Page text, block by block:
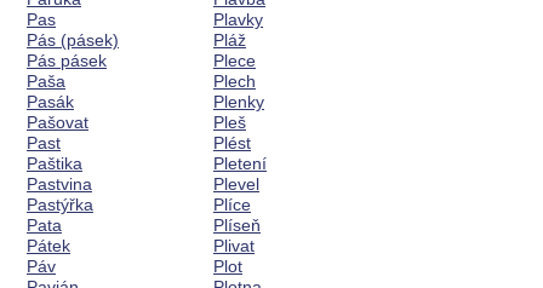
Pas
Pás (pásek)
Pás pásek
Paša
Pasák
Pašovat
Past
Paštika
Pastvina
Pastýřka
Pata
Pátek
Páv
Plavky
Pláž
Plece
Plech
Plenky
Pleš
Plést
Pletení
Plevel
Plíce
Plíseň
Plivat
Plot